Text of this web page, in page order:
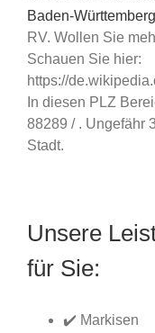
Baden-Württemberg
RV. Wollen Sie
Schauen Sie hier:
https://
In diesen PLZ
88289 / . Ungefähr
Stadt.
Unsere
für Sie:
✔️ Markisen